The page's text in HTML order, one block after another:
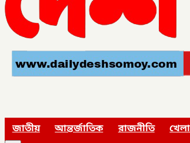
জাতীয় আন্তর্জাতিক রাজনীতি